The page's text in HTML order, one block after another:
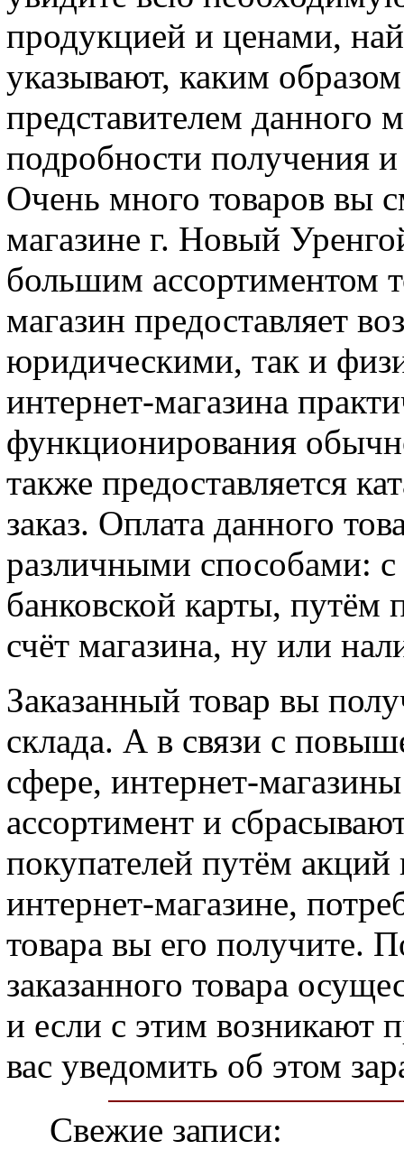
продукцией и ценами,
указывают, каким образом
представителем данного
подробности получения и
Очень много товаров вы
магазине г. Новый
большим ассортиментом
магазин предоставляет
юридическими, так и
интернет-магазина
функционирования
также предоставляется
заказ. Оплата данного
различными способами:
банковской карты, путём
счёт магазина, ну или
Заказанный товар вы
склада. А в связи с
сфере, интернет-
ассортимент и
покупателей путём
интернет-магазине,
товара вы его получите.
заказанного товара
и если с этим возникают
вас уведомить об этом
Свежие записи: